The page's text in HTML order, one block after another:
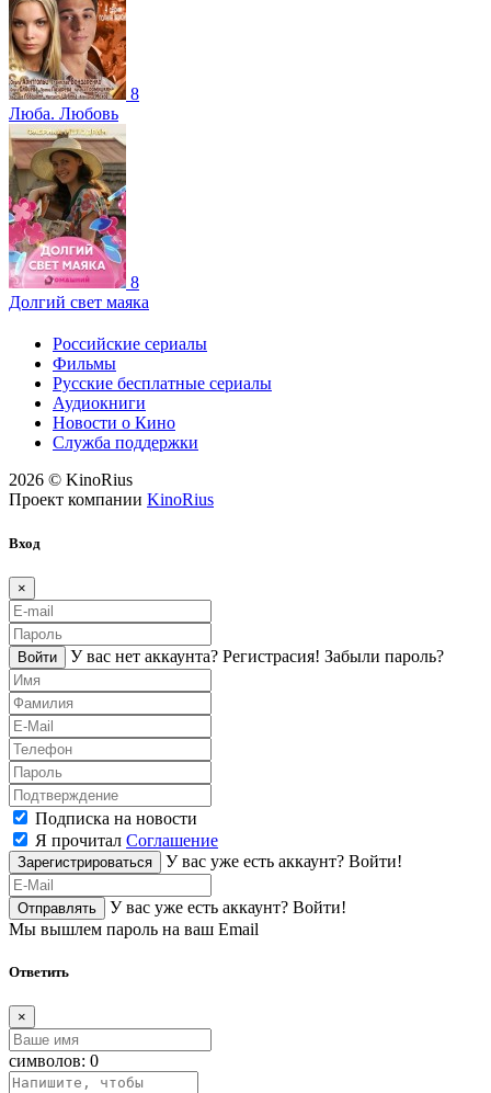
8
Люба. Любовь
8
Долгий свет маяка
Российские сериалы
Фильмы
Русские бесплатные сериалы
Аудиокниги
Новости о Кино
Служба поддержки
2026 © KinoRius
Проект компании KinoRius
Вход
×
Войти У вас нет аккаунта? Регистраcия! Забыли пароль?
Подписка на новости
Я прочитал Соглашение
Зарегистрироваться У вас уже есть аккаунт? Войти!
Отправлять У вас уже есть аккаунт? Войти!
Мы вышлем пароль на ваш Email
Ответить
×
символов: 0